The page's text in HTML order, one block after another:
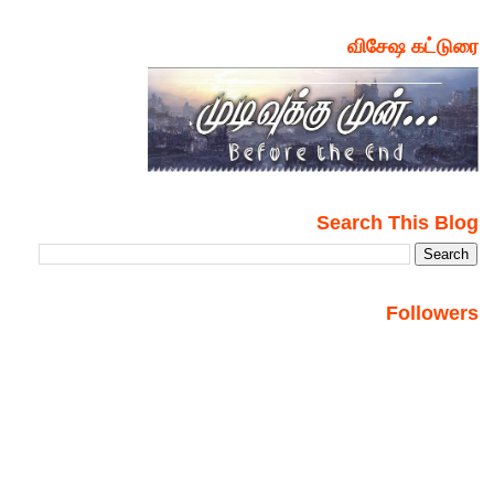
விசேஷ கட்டுரை
Search This Blog
Followers